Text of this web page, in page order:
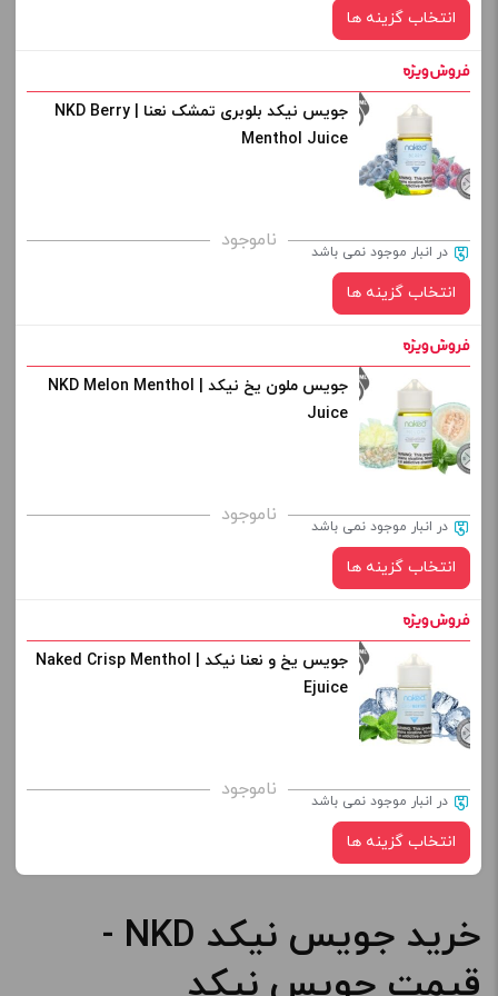
+
افزودن به سبد خرید
انتخاب گزینه ها
نیکوتین:
برای فعال شدن سبد خرید و نمایش قیمت ، گزینه های محصول را
از کادر بالا انتخاب کنید.
+
افزودن به سبد خرید
جویس نیکد بلوبری تمشک نعنا | NKD Berry
Menthol Juice
ناموجود در انبار موجود نمی باشد
انتخاب گزینه ها
نیکوتین:
برای فعال شدن سبد خرید و نمایش قیمت ، گزینه های محصول را
از کادر بالا انتخاب کنید.
+
افزودن به سبد خرید
جویس ملون یخ نیکد | NKD Melon Menthol
Juice
ناموجود در انبار موجود نمی باشد
انتخاب گزینه ها
نیکوتین:
برای فعال شدن سبد خرید و نمایش قیمت ، گزینه های محصول را
از کادر بالا انتخاب کنید.
+
افزودن به سبد خرید
جویس یخ و نعنا نیکد | Naked Crisp Menthol
Ejuice
ناموجود در انبار موجود نمی باشد
انتخاب گزینه ها
نیکوتین:
خرید جویس نیکد NKD -
قیمت جویس نیکد